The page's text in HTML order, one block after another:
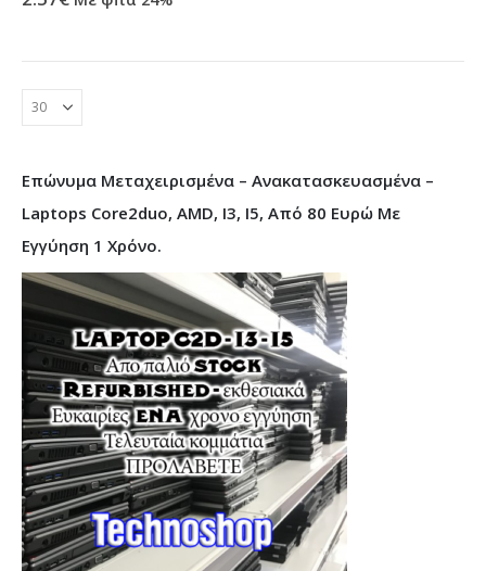
Επώνυμα Μεταχειρισμένα – Ανακατασκευασμένα –
Laptops Core2duo, AMD, I3, I5, Από 80 Ευρώ Με
Εγγύηση 1 Χρόνο.